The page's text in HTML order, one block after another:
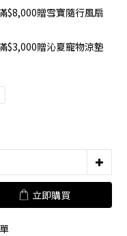
$8,000贈雪寶隨行風扇
$3,000贈沁夏寵物涼墊
立即購買